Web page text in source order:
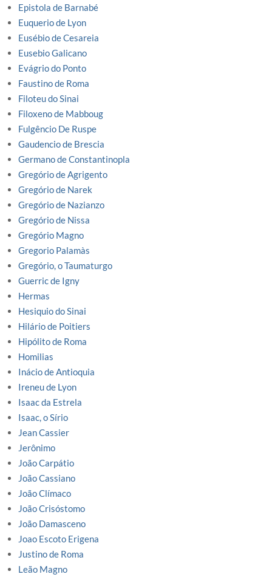
Epistola de Barnabé
Euquerio de Lyon
Eusébio de Cesareia
Eusebio Galicano
Evágrio do Ponto
Faustino de Roma
Filoteu do Sinai
Filoxeno de Mabboug
Fulgêncio De Ruspe
Gaudencio de Brescia
Germano de Constantinopla
Gregório de Agrigento
Gregório de Narek
Gregório de Nazianzo
Gregório de Nissa
Gregório Magno
Gregorio Palamàs
Gregório, o Taumaturgo
Guerric de Igny
Hermas
Hesiquio do Sinai
Hilário de Poitiers
Hipólito de Roma
Homilias
Inácio de Antioquia
Ireneu de Lyon
Isaac da Estrela
Isaac, o Sírio
Jean Cassier
Jerônimo
João Carpátio
João Cassiano
João Clímaco
João Crisóstomo
João Damasceno
Joao Escoto Erigena
Justino de Roma
Leão Magno